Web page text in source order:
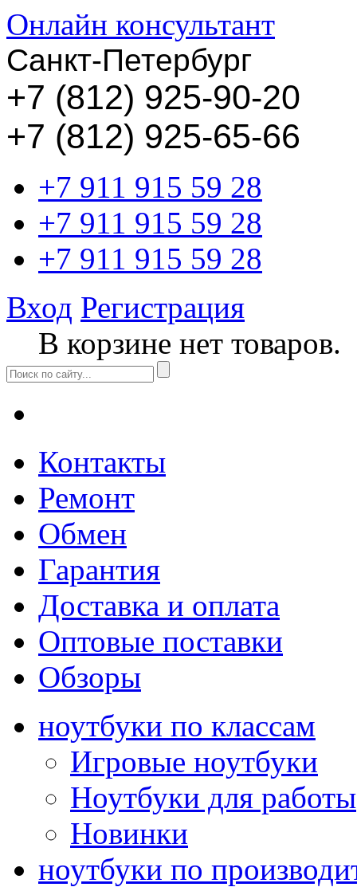
Онлайн консультант
Санкт-Петербург
+7 (812) 925-90-20
+7 (812) 925-65-66
+7 911 915 59 28
+7 911 915 59 28
+7 911 915 59 28
Вход Регистрация
В корзине нет товаров.
Контакты
Ремонт
Обмен
Гарантия
Доставка и оплата
Оптовые поставки
Обзоры
ноутбуки по классам
Игровые ноутбуки
Ноутбуки для работы
Новинки
ноутбуки по